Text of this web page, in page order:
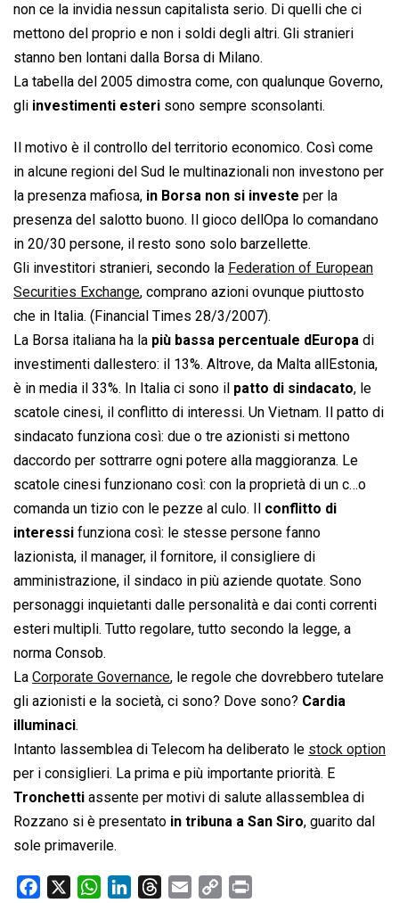
non ce la invidia nessun capitalista serio. Di quelli che ci
mettono del proprio e non i soldi degli altri. Gli stranieri
stanno ben lontani dalla Borsa di Milano.
La tabella del 2005 dimostra come, con qualunque Governo,
gli investimenti esteri sono sempre sconsolanti.
Il motivo è il controllo del territorio economico. Così come
in alcune regioni del Sud le multinazionali non investono per
la presenza mafiosa, in Borsa non si investe per la
presenza del salotto buono. Il gioco dellOpa lo comandano
in 20/30 persone, il resto sono solo barzellette.
Gli investitori stranieri, secondo la Federation of European
Securities Exchange, comprano azioni ovunque piuttosto
che in Italia. (Financial Times 28/3/2007).
La Borsa italiana ha la più bassa percentuale dEuropa di
investimenti dallestero: il 13%. Altrove, da Malta allEstonia,
è in media il 33%. In Italia ci sono il patto di sindacato, le
scatole cinesi, il conflitto di interessi. Un Vietnam. Il patto di
sindacato funziona così: due o tre azionisti si mettono
daccordo per sottrarre ogni potere alla maggioranza. Le
scatole cinesi funzionano così: con la proprietà di un c…o
comanda un tizio con le pezze al culo. Il conflitto di
interessi funziona così: le stesse persone fanno
lazionista, il manager, il fornitore, il consigliere di
amministrazione, il sindaco in più aziende quotate. Sono
personaggi inquietanti dalle personalità e dai conti correnti
esteri multipli. Tutto regolare, tutto secondo la legge, a
norma Consob.
La Corporate Governance, le regole che dovrebbero tutelare
gli azionisti e la società, ci sono? Dove sono? Cardia
illuminaci.
Intanto lassemblea di Telecom ha deliberato le stock option
per i consiglieri. La prima e più importante priorità. E
Tronchetti assente per motivi di salute allassemblea di
Rozzano si è presentato in tribuna a San Siro, guarito dal
sole primaverile.
W